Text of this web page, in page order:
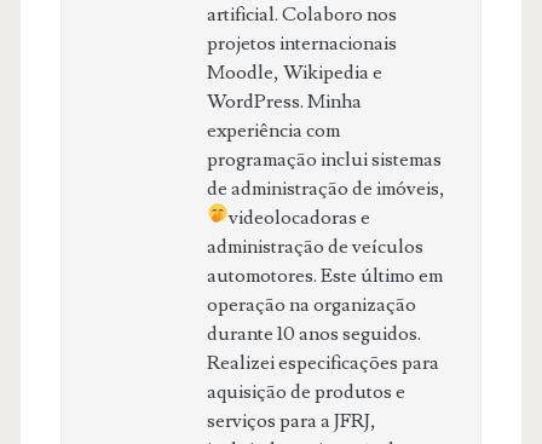
artificial. Colaboro nos
projetos internacionais
Moodle, Wikipedia e
WordPress. Minha
experiência com
programação inclui sistemas
de administração de imóveis,
videolocadoras e
administração de veículos
automotores. Este último em
operação na organização
durante 10 anos seguidos.
Realizei especificações para
aquisição de produtos e
serviços para a JFRJ,